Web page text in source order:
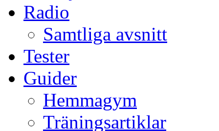
Radio
Samtliga avsnitt
Tester
Guider
Hemmagym
Träningsartiklar